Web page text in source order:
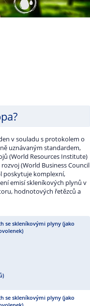
v souladu s protokolem o
uznávaným standardem,
(World Resources Institute)
(World Business Council
poskytuje komplexní,
emisí skleníkových plynů v
hodnotových řetězců a